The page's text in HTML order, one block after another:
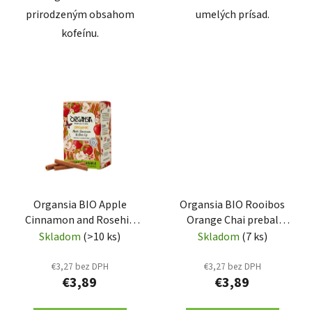
prirodzeným obsahom
kofeínu.
umelých prísad.
Organsia BIO Apple
Cinnamon and Rosehip
prebal 18x1,8g (3008)
Skladom (>10 ks)
€3,27 bez DPH
€3,89
Organsia BIO Rooibos
Orange Chai prebal
18x1,5g (3007)
Skladom (7 ks)
€3,27 bez DPH
€3,89